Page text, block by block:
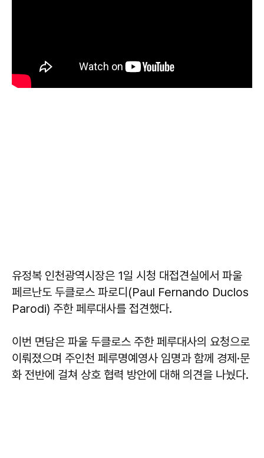
유정복 인천광역시장은 1일 시청 대접견실에서 파울
페르난도 두클로스 파로디(Paul Fernando Duclos
Parodi) 주한 페루대사를 접견했다.
이번 면담은 파울 두클로스 주한 페루대사의 요청으로
이뤄졌으며 주인천 페루명예영사 임명과 함께 경제·문
화 전반에 걸쳐 상호 협력 방안에 대해 의견을 나눴다.